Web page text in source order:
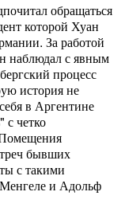
обращаться
которой Хуан
За работой
наблюдал с явным
процесс
история не
в Аргентине
четко
бывших
с такими
и Адольф